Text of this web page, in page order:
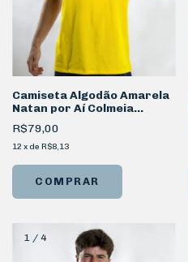
Camiseta Algodão Amarela
Natan por Aí Colmeia
Frente
R$79,00
12 x de R$8,13
COMPRAR
1 / 4